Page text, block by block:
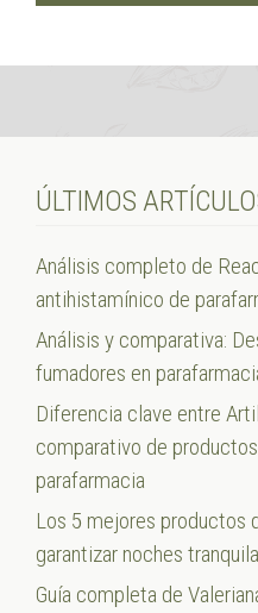
ÚLTIMOS
Análisis completo de
antihistamínico de
Análisis y comparativa:
fumadores en
Diferencia clave entre
comparativo de
parafarmacia
Los 5 mejores productos
garantizar noches
Guía completa de